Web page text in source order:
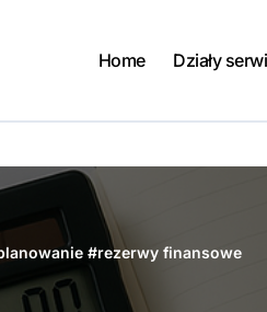
Home Działy
#rezerwy finansowe